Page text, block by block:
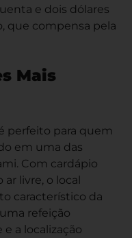
e dois dólares
que compensa pela
Mais
perfeito para quem
em uma das
Com cardápio
ar livre, o local
característico da
refeição
a localização